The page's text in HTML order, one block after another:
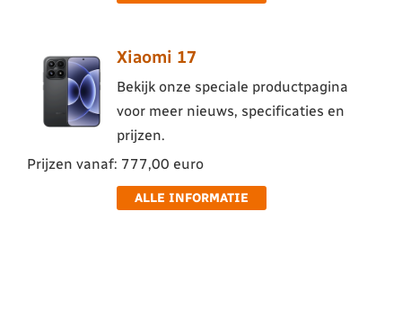
Xiaomi 17
Bekijk onze speciale productpagina
voor meer nieuws, specificaties en
prijzen.
Prijzen vanaf: 777,00 euro
ALLE INFORMATIE